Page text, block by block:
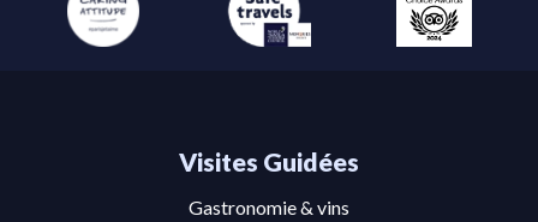
Visites Guidées
Gastronomie & vins